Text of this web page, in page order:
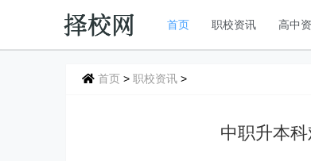
首页 职校资讯 高中
首页 > 职校资讯 >
中职升本